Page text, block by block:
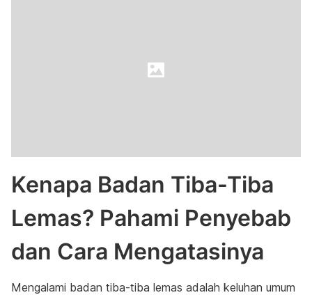
Kenapa Badan Tiba-Tiba
Lemas? Pahami Penyebab
dan Cara Mengatasinya
Mengalami badan tiba-tiba lemas adalah keluhan umum